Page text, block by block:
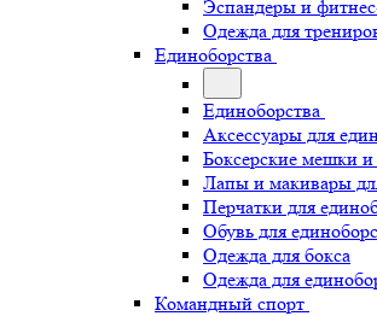
Эспандеры и
Одежда для
Единоборства
Единоборства
Аксессуары для
Боксерские мешки
Лапы и макивары
Перчатки для
Обувь для
Одежда для бокса
Одежда для
Командный спорт